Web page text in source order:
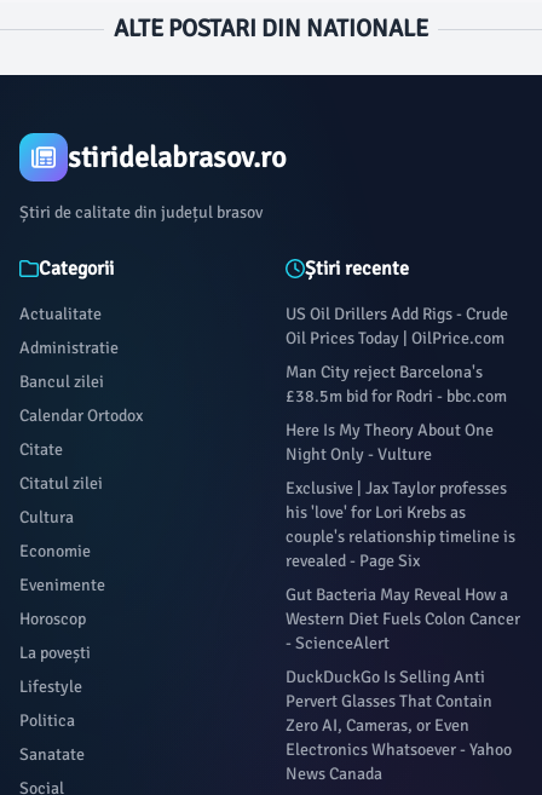
ALTE POSTARI DIN NATIONALE
stiridelabrasov.ro
Știri de calitate din județul brasov
Categorii
Actualitate
Administratie
Bancul zilei
Calendar Ortodox
Citate
Citatul zilei
Cultura
Economie
Evenimente
Horoscop
La povești
Lifestyle
Politica
Sanatate
Social
Știri recente
US Oil Drillers Add Rigs - Crude
Oil Prices Today | OilPrice.com
Man City reject Barcelona's
£38.5m bid for Rodri - bbc.com
Here Is My Theory About One
Night Only - Vulture
Exclusive | Jax Taylor professes
his 'love' for Lori Krebs as
couple's relationship timeline is
revealed - Page Six
Gut Bacteria May Reveal How a
Western Diet Fuels Colon Cancer
- ScienceAlert
DuckDuckGo Is Selling Anti
Pervert Glasses That Contain
Zero AI, Cameras, or Even
Electronics Whatsoever - Yahoo
News Canada